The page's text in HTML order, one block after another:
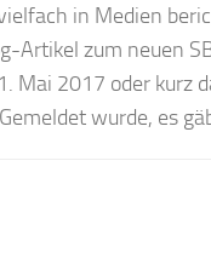
in Medien
Artikel zum neuen
Mai 2017 oder kurz
wurde, es